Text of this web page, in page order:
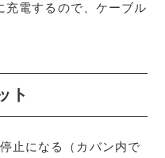
電するので、ケーブル
ト
止になる（カバン内で